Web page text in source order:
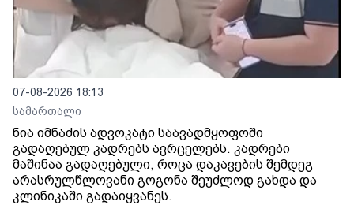
07-08-2026 18:13
სამართალი
ნია იმნაძის ადვოკატი საავადმყოფოში
გადაღებულ კადრებს ავრცელებს. კადრები
მაშინაა გადაღებული, როცა დაკავების შემდეგ
არასრულწლოვანი გოგონა შეუძლოდ გახდა და
კლინიკაში გადაიყვანეს.